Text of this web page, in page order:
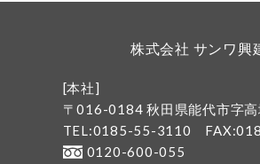
株式会社 サンワ興
[本社]
〒016-0184 秋田県能代市字
TEL:0185-55-3110
0120-600-055